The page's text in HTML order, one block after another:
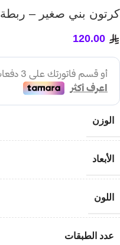
كرتون بني صغير – ربطة 50 حبة
120.00
الوزن
الأبعاد
اللون
عدد الطبقات